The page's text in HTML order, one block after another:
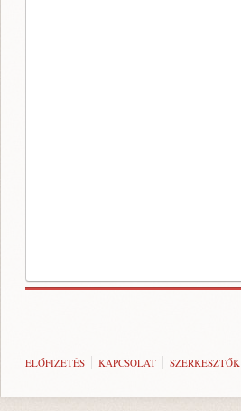
ELŐFIZETÉS KAPCSOLAT SZERKESZTŐK